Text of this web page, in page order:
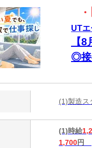
UT
【
◎接
(1)製造
(1)時給
1,700円